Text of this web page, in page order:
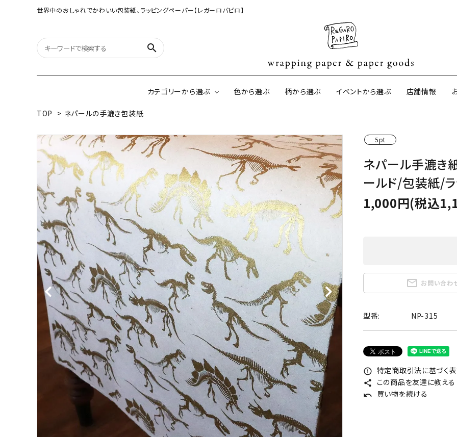
世界中のおしゃれでかわいい包装紙、ラッピングペーパー【レガーロパピロ】
search
カテゴリーから選ぶ
オリジナル包装紙
（A3相当サイズ）
【大判サイズ】オリジナル包装紙 和紙の包装紙(CAGWA paper)
サイズオー
ネパールの手漉き包装紙
インドのハンドプリントコットン
ペーパー
イギリスのモダン包装紙 イギリスの両
ボタニカルダブルサイド包装紙 韓国のデザインペーパー 日本のペーパーブランド ラッピング用
色から選ぶ 柄から選ぶ イベントから選ぶ 店舗情報
TOP > ネパールの手漉き包装紙
5pt
ネパール手漉き
ールド/包装紙/
1,000円(税込
mail_outline お問い合わ
型番: NP-315
error_outline 特定商取引法に基づく
share この商品を友達に教える
undo 買い物を続ける